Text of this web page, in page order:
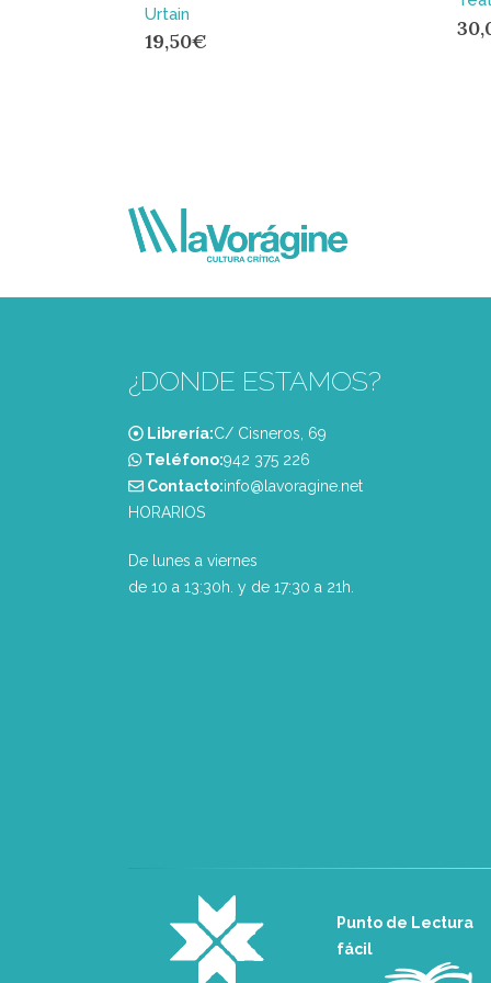
Urtain
19,50€
¿DONDE ESTAMOS?
Librería:C/ Cisneros, 69
Teléfono:‭942 375 226‬
Contacto:info@lavoragine.net
HORARIOS
De lunes a viernes
de 10 a 13:30h. y de 17:30 a 21h.
Punto de Lectura
fácil